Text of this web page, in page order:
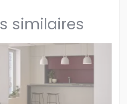
similaires